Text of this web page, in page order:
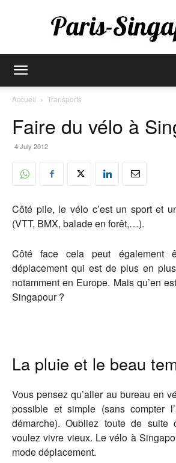
Singapore
Accueil Transports
Faire du vélo à
4 July 2012
Côté pile, le vélo c’est un sport et
(VTT, BMX, balade en forêt,…).
Côté face cela peut également
déplacement qui est de plus en
notamment en Europe. Mais qu’en
Singapour ?
La pluie et le beau
Vous pensez qu’aller au bureau en
possible et simple (sans compter
démarche). Oubliez toute de
voulez vivre vieux. Le vélo à
mode déplacement.